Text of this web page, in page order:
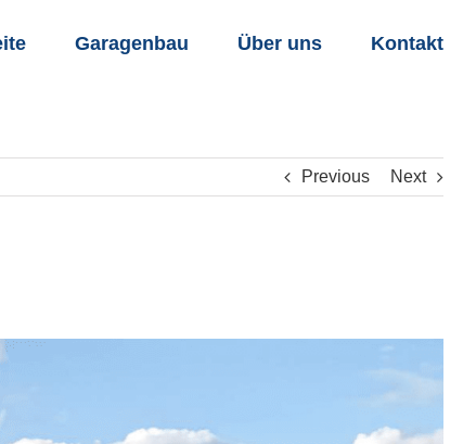
Garagenbau Über uns Kontakt
Previous Next